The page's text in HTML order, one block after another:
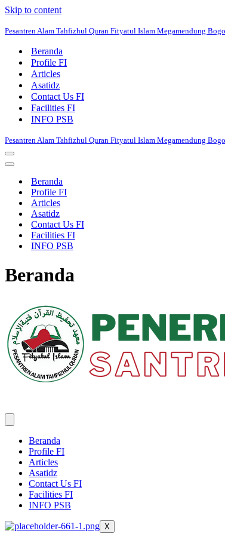
Skip to content
Pesantren Alam Tahfizhul Quran Fityatul Islam Megamendung
Beranda
Profile FI
Articles
Asatidz
Contact Us FI
Facilities FI
INFO PSB
Pesantren Alam Tahfizhul Quran Fityatul Islam Megamendung
Navigation
Menu
Navigation
Beranda
Profile FI
Articles
Asatidz
Contact Us FI
Facilities FI
INFO PSB
Beranda
Beranda
Profile FI
Articles
Asatidz
Contact Us FI
Facilities FI
INFO PSB
X